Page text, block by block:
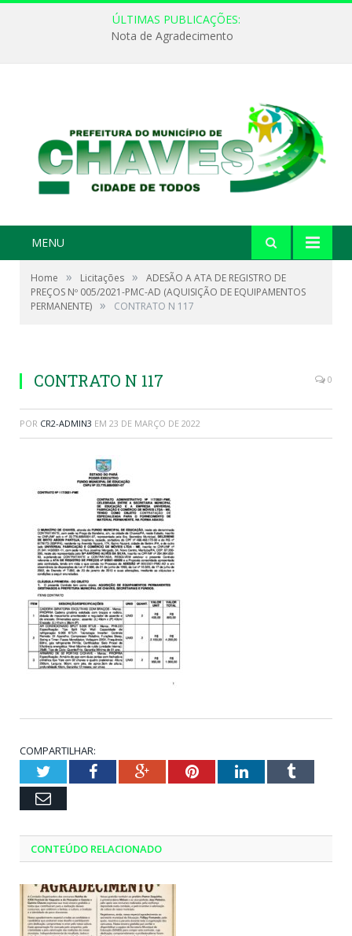
ÚLTIMAS PUBLICAÇÕES:
Nota de Agradecimento
MENU
Home » Licitações »
ADESÃO A ATA DE REGISTRO DE
PREÇOS Nº 005/2021-PMC-AD (AQUISIÇÃO DE EQUIPAMENTOS
PERMANENTE) » CONTRATO N 117
CONTRATO N 117 0
POR CR2-ADMIN3 EM 23 DE MARÇO DE 2022
COMPARTILHAR:
TwitterFacebookGoogle+PinterestLinkedInTumblr
Email
CONTEÚDO RELACIONADO